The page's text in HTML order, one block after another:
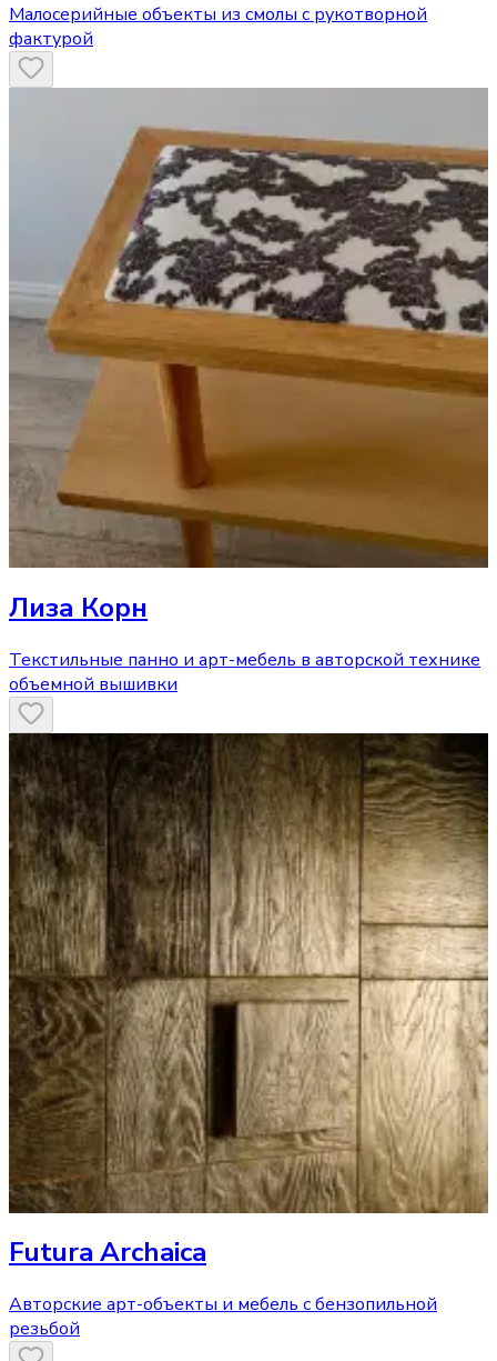
Малосерийные объекты из смолы с рукотворной
фактурой
Лиза Корн
Текстильные панно и арт-мебель в авторской технике
объемной вышивки
Futura Archaica
Авторские арт-объекты и мебель с бензопильной
резьбой